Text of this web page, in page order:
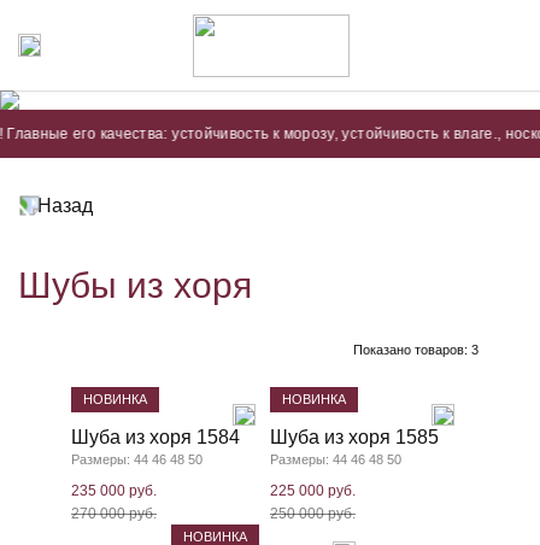
качества: устойчивость к морозу, устойчивость к влаге.,
Назад
Шубы из хоря
Показано товаров: 3
НОВИНКА
Шуба из хоря 1584
Размеры: 44 46 48 50
235 000 руб.
270 000 руб.
НОВИНКА
Шуба из хоря 1585
Размеры: 44 46 48 50
225 000 руб.
250 000 руб.
НОВИНКА